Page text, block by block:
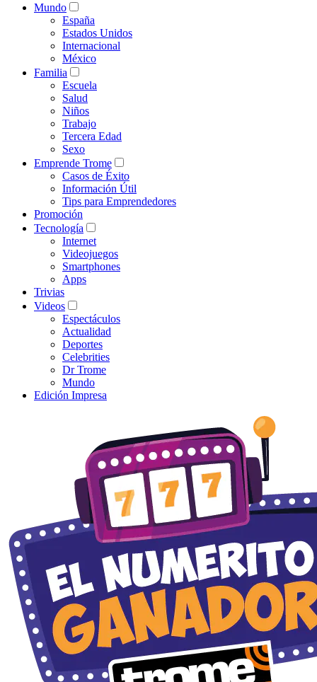
Mundo
España
Estados Unidos
Internacional
México
Familia
Escuela
Salud
Niños
Trabajo
Tercera Edad
Sexo
Emprende Trome
Casos de Éxito
Información Útil
Tips para Emprendedores
Promoción
Tecnología
Internet
Videojuegos
Smartphones
Apps
Trivias
Videos
Espectáculos
Actualidad
Deportes
Celebrities
Dr Trome
Mundo
Edición Impresa